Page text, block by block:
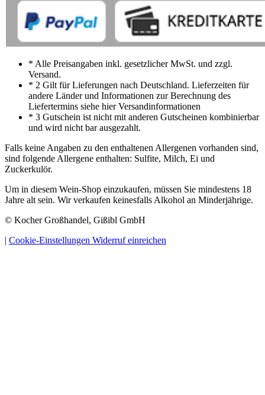
* Alle Preisangaben inkl. gesetzlicher MwSt. und zzgl.
Versand.
* 2 Gilt für Lieferungen nach Deutschland. Lieferzeiten für
andere Länder und Informationen zur Berechnung des
Liefertermins siehe hier Versandinformationen
* 3 Gutschein ist nicht mit anderen Gutscheinen kombinierbar
und wird nicht bar ausgezahlt.
Falls keine Angaben zu den enthaltenen Allergenen vorhanden sind,
sind folgende Allergene enthalten: Sulfite, Milch, Ei und
Zuckerkulör.
Um in diesem Wein-Shop einzukaufen, müssen Sie mindestens 18
Jahre alt sein. Wir verkaufen keinesfalls Alkohol an Minderjährige.
© Kocher Großhandel, Gißibl GmbH
| Cookie-Einstellungen Widerruf einreichen